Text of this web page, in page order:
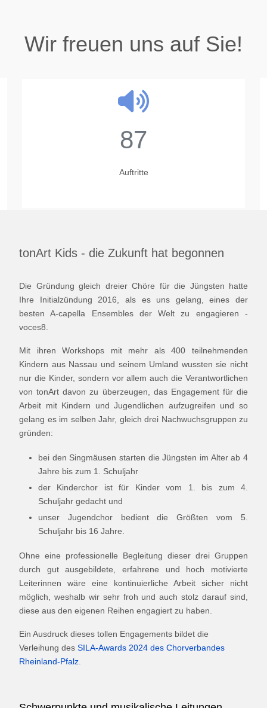
Wir freuen uns auf Sie!
87
Auftritte
tonArt Kids - die Zukunft hat begonnen
Die Gründung gleich dreier Chöre für die Jüngsten hatte
Ihre Initialzündung 2016, als es uns gelang, eines der
besten A-capella Ensembles der Welt zu engagieren -
voces8.
Mit ihren Workshops mit mehr als 400 teilnehmenden
Kindern aus Nassau und seinem Umland wussten sie nicht
nur die Kinder, sondern vor allem auch die Verantwortlichen
von tonArt davon zu überzeugen, das Engagement für die
Arbeit mit Kindern und Jugendlichen aufzugreifen und so
gelang es im selben Jahr, gleich drei Nachwuchsgruppen zu
gründen:
bei den Singmäusen starten die Jüngsten im Alter ab 4
Jahre bis zum 1. Schuljahr
der Kinderchor ist für Kinder vom 1. bis zum 4.
Schuljahr gedacht und
unser Jugendchor bedient die Größten vom 5.
Schuljahr bis 16 Jahre.
Ohne eine professionelle Begleitung dieser drei Gruppen
durch gut ausgebildete, erfahrene und hoch motivierte
Leiterinnen wäre eine kontinuierliche Arbeit sicher nicht
möglich, weshalb wir sehr froh und auch stolz darauf sind,
diese aus den eigenen Reihen engagiert zu haben.
Ein Ausdruck dieses tollen Engagements bildet die
Verleihung des SILA-Awards 2024 des Chorverbandes
Rheinland-Pfalz